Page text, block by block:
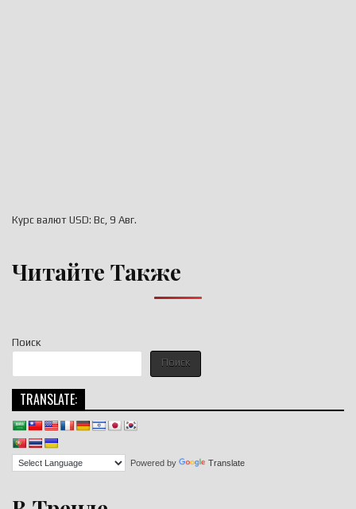
Поиск
Поиск
TRANSLATE:
Powered by Translate
Курс валют USD: Вс, 9 Авг.
Читайте Также